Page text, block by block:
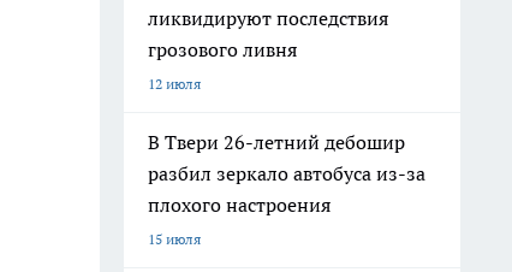
ликвидируют последствия
грозового ливня
12 июля
В Твери 26-летний дебошир
разбил зеркало автобуса из-за
плохого настроения
15 июля